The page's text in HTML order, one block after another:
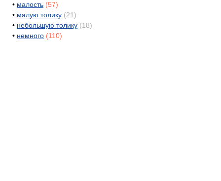
• малость (57)
• малую толику (21)
• небольшую толику (18)
• немного (110)